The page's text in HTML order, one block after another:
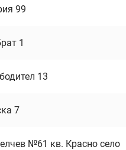
99
1
13
7
№61 кв. Красно село